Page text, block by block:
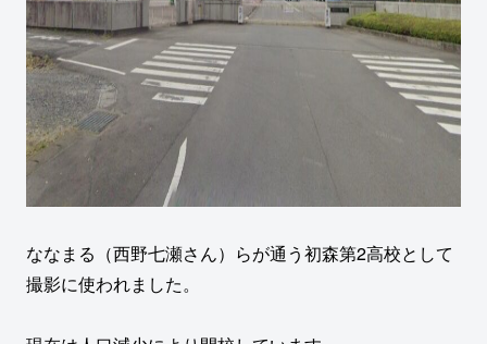
ななまる（西野七瀬さん）らが通う初森第2高校として
撮影に使われました。